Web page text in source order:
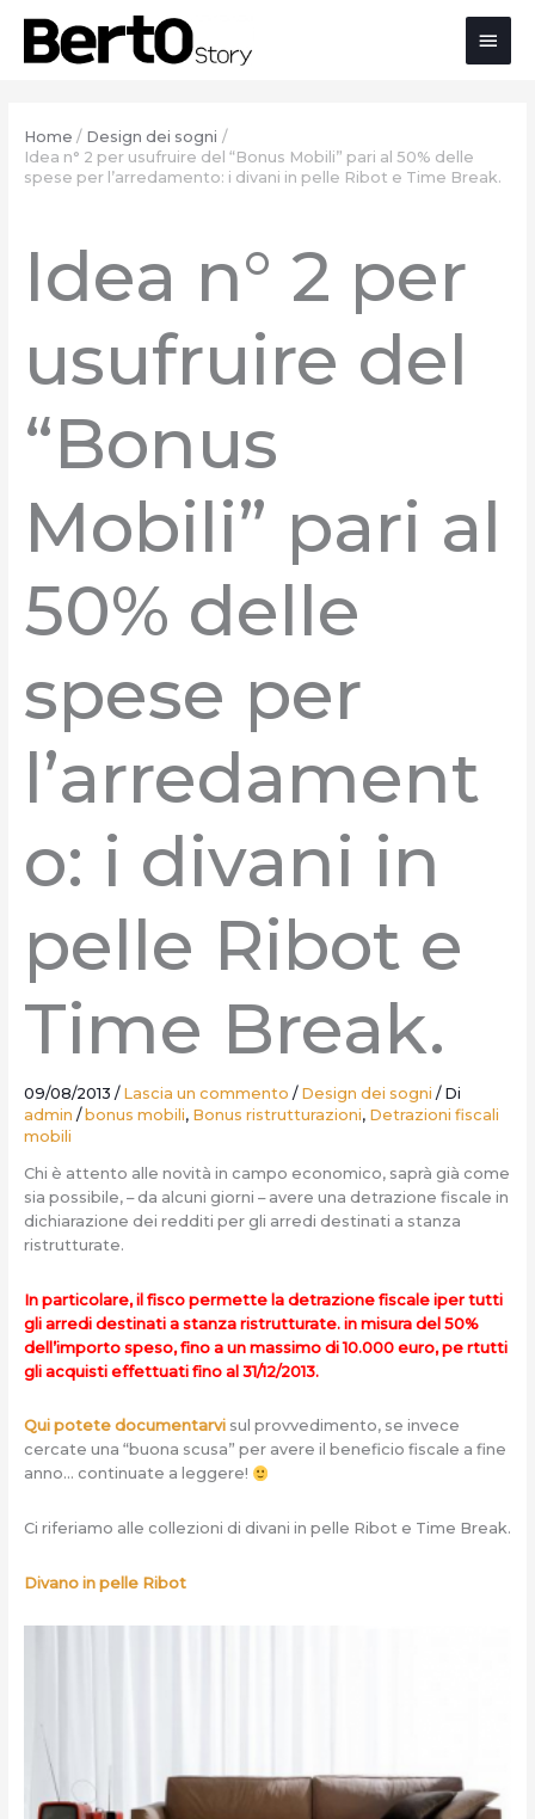
contenuto
navigazione
contenuto
Home
Design dei sogni
Idea n° 2 per usufruire del “Bonus Mobili” pari al 50% delle
spese per l’arredamento: i divani in pelle Ribot e Time Break.
Idea n° 2 per
usufruire del
“Bonus
Mobili” pari al
50% delle
spese per
l’arredament
o: i divani in
pelle Ribot e
Time Break.
09/08/2013 / Lascia un commento / Design dei sogni / Di
admin /bonus mobili, Bonus ristrutturazioni, Detrazioni fiscali
mobili
Chi è attento alle novità in campo economico, saprà già come
sia possibile, – da alcuni giorni – avere una detrazione fiscale in
dichiarazione dei redditi per gli arredi destinati a stanza
ristrutturate.
In particolare, il fisco permette la detrazione fiscale iper tutti
gli arredi destinati a stanza ristrutturate. in misura del 50%
dell’importo speso, fino a un massimo di 10.000 euro, pe rtutti
gli acquisti effettuati fino al 31/12/2013.
Qui potete documentarvi sul provvedimento, se invece
cercate una “buona scusa” per avere il beneficio fiscale a fine
anno… continuate a leggere!
Ci riferiamo alle collezioni di divani in pelle Ribot e Time Break.
Divano in pelle Ribot